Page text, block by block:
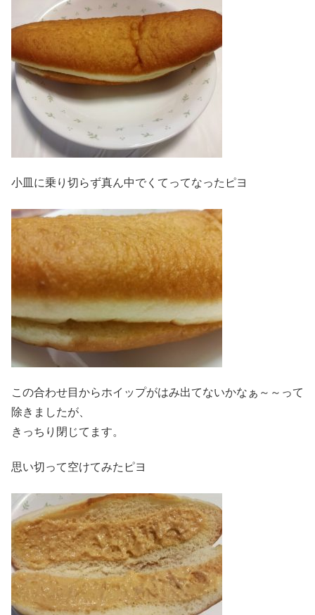
小皿に乗り切らず真ん中でくてってなったピヨ
この合わせ目からホイップがはみ出てないかなぁ～～って
除きましたが、
きっちり閉じてます。
思い切って空けてみたピヨ